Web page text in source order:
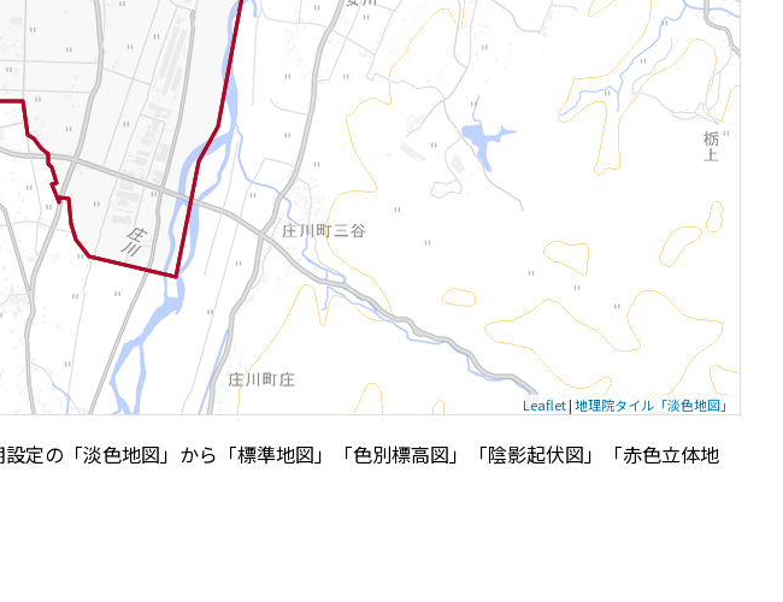
Leaflet|地理院タイル「淡色地図」
定の「淡色地図」から「標準地図」「色別標高図」「陰影起伏図」「赤色立体地